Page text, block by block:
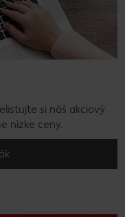
si náš akciový
nízke ceny.